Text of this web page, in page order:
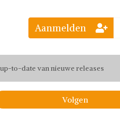
jouw favoriete looks
to-date van nieuwe releases
de leukste items met vrienden
Aanmelden
Volgen